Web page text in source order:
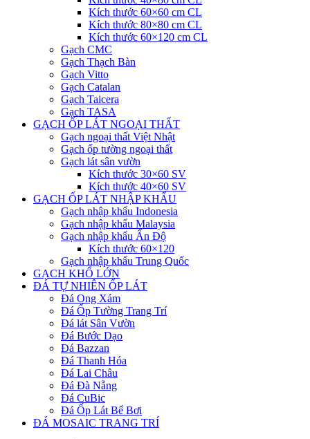
Kích thước 60×60 cm CL
Kích thước 80×80 cm CL
Kích thước 60×120 cm CL
Gạch CMC
Gạch Thạch Bàn
Gạch Vitto
Gạch Catalan
Gạch Taicera
Gạch TASA
GẠCH ỐP LÁT NGOẠI THẤT
Gạch ngoại thất Việt Nhật
Gạch ốp tường ngoại thất
Gạch lát sân vườn
Kích thước 30×60 SV
Kích thước 40×60 SV
GẠCH ỐP LÁT NHẬP KHẨU
Gạch nhập khẩu Indonesia
Gạch nhập khẩu Malaysia
Gạch nhập khẩu Ấn Độ
Kích thước 60×120
Gạch nhập khẩu Trung Quốc
GẠCH KHỔ LỚN
ĐÁ TỰ NHIÊN ỐP LÁT
Đá Ong Xám
Đá Ốp Tường Trang Trí
Đá lát Sân Vườn
Đá Bước Dạo
Đá Bazzan
Đá Thanh Hóa
Đá Lai Châu
Đá Đà Nẵng
Đá CuBic
Đá Ốp Lát Bể Bơi
ĐÁ MOSAIC TRANG TRÍ